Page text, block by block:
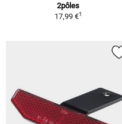
2pôles
17,99 €1